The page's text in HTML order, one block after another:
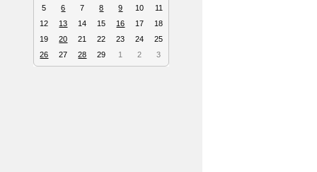
5
6 7 8 9 10
11
12
13 14 15 16 17
18
19
20 21 22 23 24
25
26
27 28 29 1 2 3